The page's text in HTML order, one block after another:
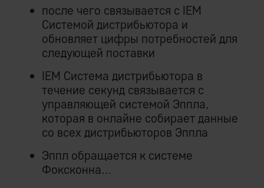
после чего связывается с IEM
Системой дистрибьютора и
обновляет цифры потребностей для
следующей поставки
IEM Система дистрибьютора в
течение секунд связывается с
управляющей системой Эппла,
которая в онлайне собирает данные
со всех дистрибьюторов Эппла
Эппл обращается к системе
Фоксконна...